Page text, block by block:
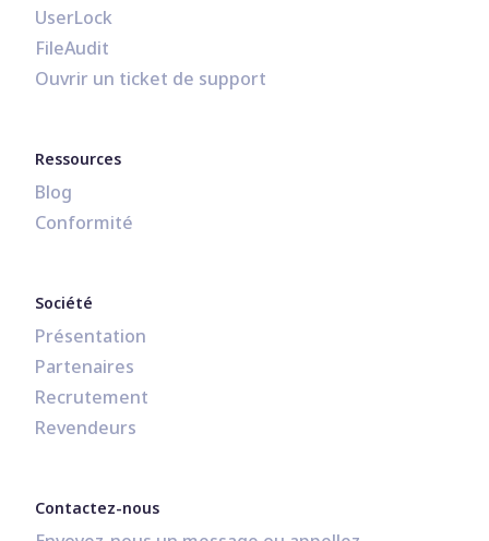
UserLock
FileAudit
Ouvrir un ticket de support
Ressources
Blog
Conformité
Société
Présentation
Partenaires
Recrutement
Revendeurs
Contactez-nous